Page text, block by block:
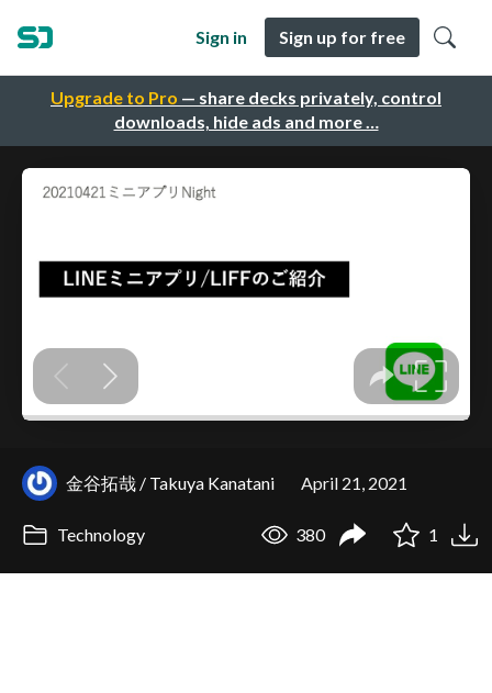
Upgrade to Pro — share decks privately, control
downloads, hide ads and more …
Sign in Sign up for free
金谷拓哉 / Takuya Kanatani April 21, 2021
Technology 380 1